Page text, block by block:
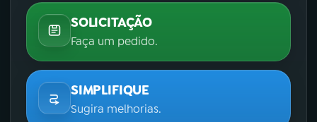
SOLICITAÇÃO
Faça um pedido.
SIMPLIFIQUE
Sugira melhorias.